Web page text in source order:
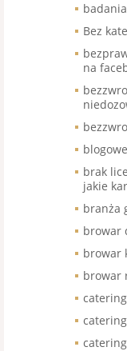
Bez
na
brak
jakie
branża
browar
browar
browar